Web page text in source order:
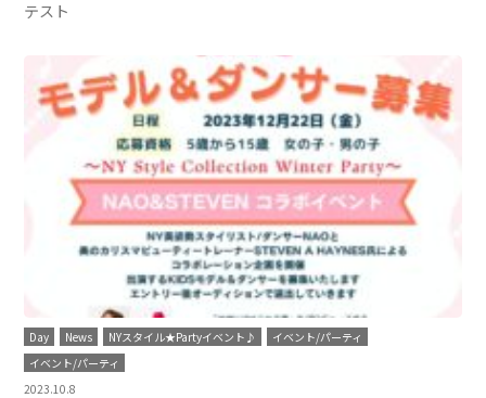
テスト
Day News NYスタイル★Partyイベント♪
イベント/パーティ
イベント/パーティ
2023.10.8